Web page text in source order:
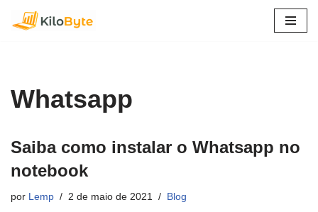
conteúdo
Whatsapp
Saiba como instalar o Whatsapp no
notebook
por Lemp 2 de maio de 2021 Blog